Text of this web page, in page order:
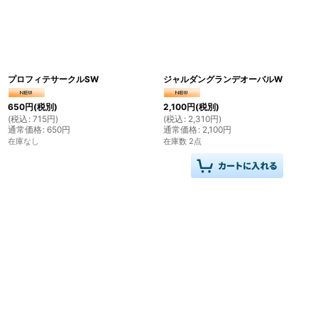
プロフィテサークルSW
650円(税別)
(税込 : 715円)
通常価格: 650円
在庫なし
ジャルダングランデオーバルW
2,100円(税別)
(税込 : 2,310円)
通常価格: 2,100円
在庫数 2点